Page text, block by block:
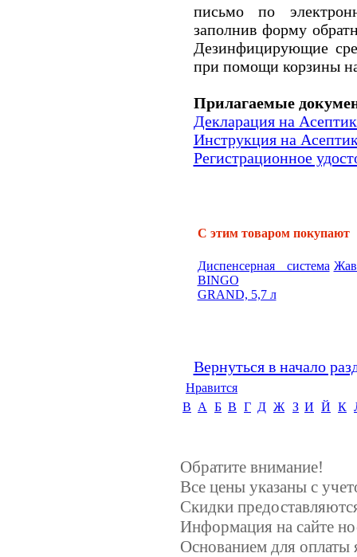
письмо по
заполнив форму
Дезинфицирующие
при помощи корзины
Прилагаемые
Декларация на
Инструкция на
Регистрационное
С этим товаром покупают
Диспенсерная система
BINGO
GRAND, 5,7 л
Вернуться в начало
Нравится
B А Б В Г Д Ж З И Й К
Обратите внимание!
Все цены указаны с
Скидки
Информация на сайте
Основанием для оплаты